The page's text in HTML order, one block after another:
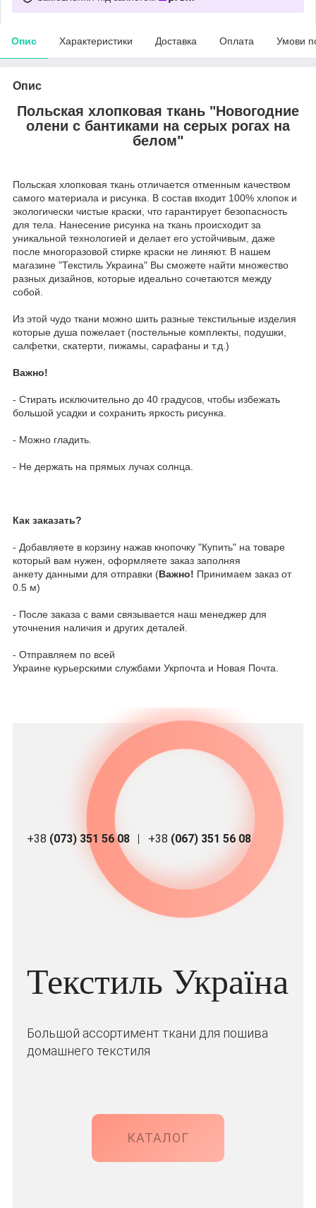
Опис Характеристики Доставка Оплата Умови
Опис
Польская хлопковая ткань "Новогодние
олени с бантиками на серых рогах на
белом"
Польская хлопковая ткань отличается отменным качеством
самого материала и рисунка. В состав входит 100% хлопок и
экологически чистые краски, что гарантирует безопасность
для тела. Нанесение рисунка на ткань происходит за
уникальной технологией и делает его устойчивым, даже
после многоразовой стирке краски не линяют. В нашем
магазине "Текстиль Украина" Вы сможете найти множество
разных дизайнов, которые идеально сочетаются между
собой.
Из этой чудо ткани можно шить разные текстильные изделия
которые душа пожелает (постельные комплекты, подушки,
салфетки, скатерти, пижамы, сарафаны и т.д.)
Важно!
- Стирать исключительно до 40 градусов, чтобы избежать
большой усадки и сохранить яркость рисунка.
- Можно гладить.
- Не держать на прямых лучах солнца.
Как заказать?
- Добавляете в корзину нажав кнопочку "Купить" на товаре
который вам нужен, оформляете заказ заполняя
анкету данными для отправки (Важно! Принимаем заказ от
0.5 м)
- После заказа с вами связывается наш менеджер для
уточнения наличия и других деталей.
- Отправляем по всей
Украине курьерскими службами Укрпочта и Новая Почта.
+38 (073) 351 56 08 +38 (067) 351 56 08
Текстиль Україна
Большой ассортимент ткани для пошива
домашнего текстиля
КАТАЛОГ